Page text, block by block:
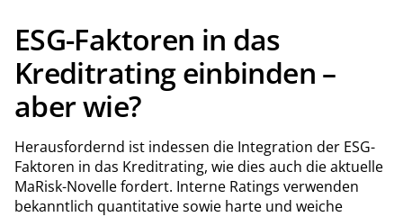
ESG-Faktoren in das
Kreditrating einbinden –
aber wie?
Herausfordernd ist indessen die Integration der ESG-
Faktoren in das Kreditrating, wie dies auch die aktuelle
MaRisk-Novelle fordert. Interne Ratings verwenden
bekanntlich quantitative sowie harte und weiche